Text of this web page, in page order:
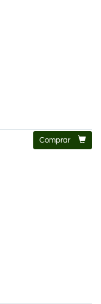
Comprar